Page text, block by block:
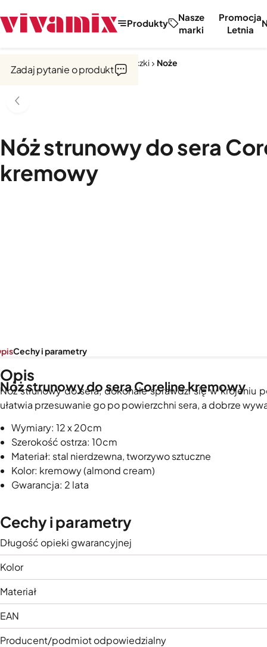
Produkty
Nasze
marki
Promocja
Letnia
Noże, tarki, obieraczki Noże
Nóż strunowy do sera
kremowy
Zadaj pytanie o produkt
Nóż strunowy do sera Coreline kremowy
Cechy i parametry
Opis
Nóż strunowy do sera, dokonale sprawdzi się w krojeniu
ułatwia przesuwanie go po powierzchni sera, a dobrze
Wymiary: 12 x 20cm
Szerokość ostrza: 10cm
Materiał: stal nierdzewna, tworzywo sztuczne
Kolor: kremowy (almond cream)
Gwarancja: 2 lata
Cechy i parametry
Długość opieki gwarancyjnej
Kolor
Materiał
EAN
Producent/podmiot odpowiedzialny